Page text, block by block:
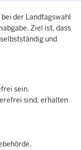
der Landtagswahl
Ziel ist, dass
und
sein.
sind, erhalten